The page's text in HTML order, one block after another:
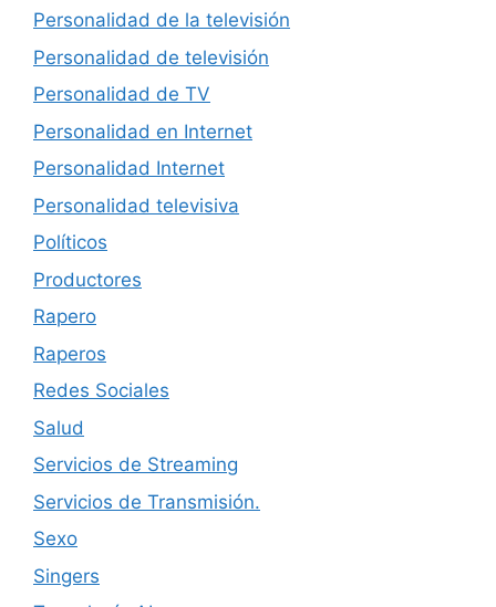
Personalidad de la televisión
Personalidad de televisión
Personalidad de TV
Personalidad en Internet
Personalidad Internet
Personalidad televisiva
Políticos
Productores
Rapero
Raperos
Redes Sociales
Salud
Servicios de Streaming
Servicios de Transmisión.
Sexo
Singers